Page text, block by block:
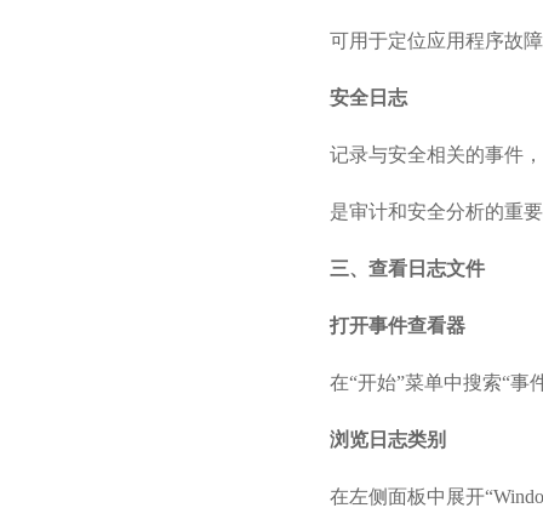
可用于定位应用程序故
安全日志
记录与安全相关的事件
是审计和安全分析的重
三、查看日志文件
打开事件查看器
在“开始”菜单中搜索“事
浏览日志类别
在左侧面板中展开